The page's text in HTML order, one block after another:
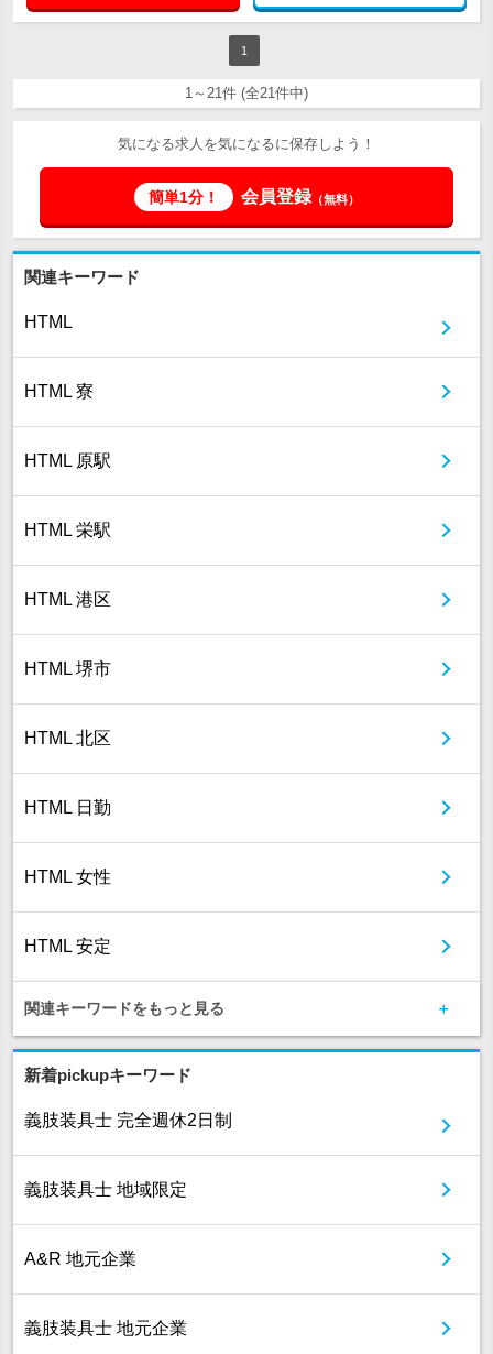
1
1～21件 (全21件中)
気になる求人を気になるに保存しよう！
簡単1分！ 会員登録（無料）
関連キーワード
HTML
HTML 寮
HTML 原駅
HTML 栄駅
HTML 港区
HTML 堺市
HTML 北区
HTML 日勤
HTML 女性
HTML 安定
関連キーワードをもっと見る
新着pickupキーワード
義肢装具士 完全週休2日制
義肢装具士 地域限定
A&R 地元企業
義肢装具士 地元企業